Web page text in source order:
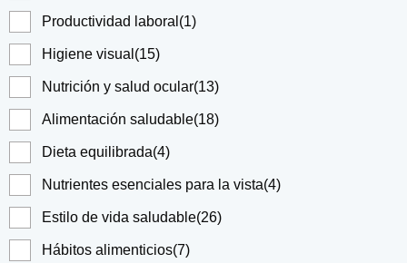
Productividad laboral (1)
Higiene visual (15)
Nutrición y salud ocular(13)
Alimentación saludable(18)
Dieta equilibrada(4)
Nutrientes esenciales para la vista(4)
Estilo de vida saludable(26)
Hábitos alimenticios(7)